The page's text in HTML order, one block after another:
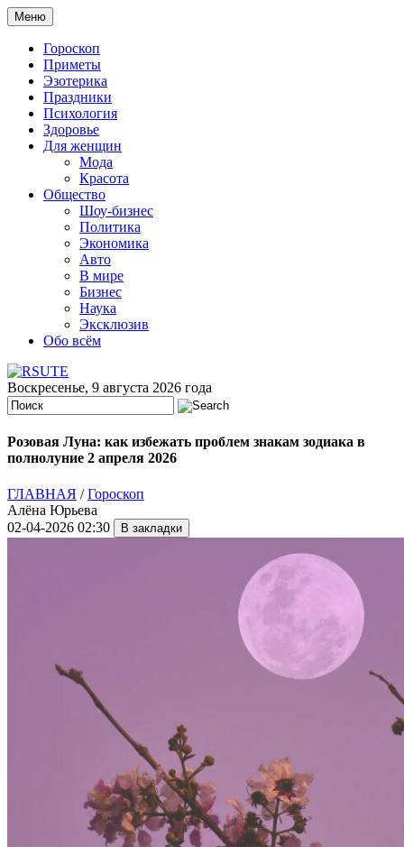
Меню
Гороскоп
Приметы
Эзотерика
Праздники
Психология
Здоровье
Для женщин
Мода
Красота
Общество
Шоу-бизнес
Политика
Экономика
Авто
В мире
Бизнес
Наука
Эксклюзив
Обо всём
Воскресенье, 9 августа 2026 года
Розовая Луна: как избежать проблем знакам зодиака в
полнолуние 2 апреля 2026
ГЛАВНАЯ /Гороскоп
Алёна Юрьева
02-04-2026 02:30